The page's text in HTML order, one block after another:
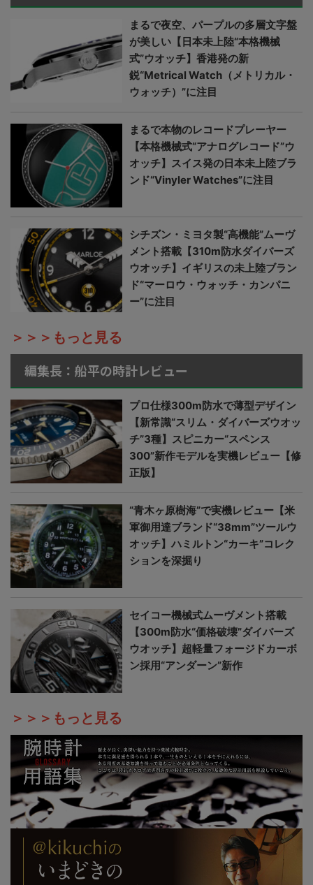
まるで夜空、パープルの多層文字盤
が美しい【日本未上陸“本格機械
式”ウオッチ】香港発の新
鋭“Metrical Watch（メトリカル・
ウォッチ）”に注目
まるで本物のレコードプレーヤー
【本格機械式“アナログレコード”ウ
オッチ】スイス発の日本未上陸ブラ
ンド“Vinyler Watches”に注目
シチズン・ミヨタ製“高機能”ムーヴ
メント搭載【310m防水ダイバーズ
ウオッチ】イギリスの未上陸ブラン
ド“マーロウ・ウォッチ・カンパニ
ー”に注目
＞＞＞もっと見る
編集長：船平の時計レビュー
プロ仕様300m防水で薄型デザイン
【新常識“スリム・ダイバーズウオッ
チ”3種】スピニカー“スペンス
300”新作モデルを実機レビュー【修
正版】
“青木ヶ原樹海”で実機レビュー【米
軍御用達ブランド“38mm”ツールウ
オッチ】ハミルトン“カーキ”コレク
ションを深掘り
セイコー機械式ムーヴメント搭載
【300m防水“価格破壊”ダイバーズ
ウオッチ】超軽量フォージドカーボ
ン採用“アンダーン”新作
＞＞＞もっと見る